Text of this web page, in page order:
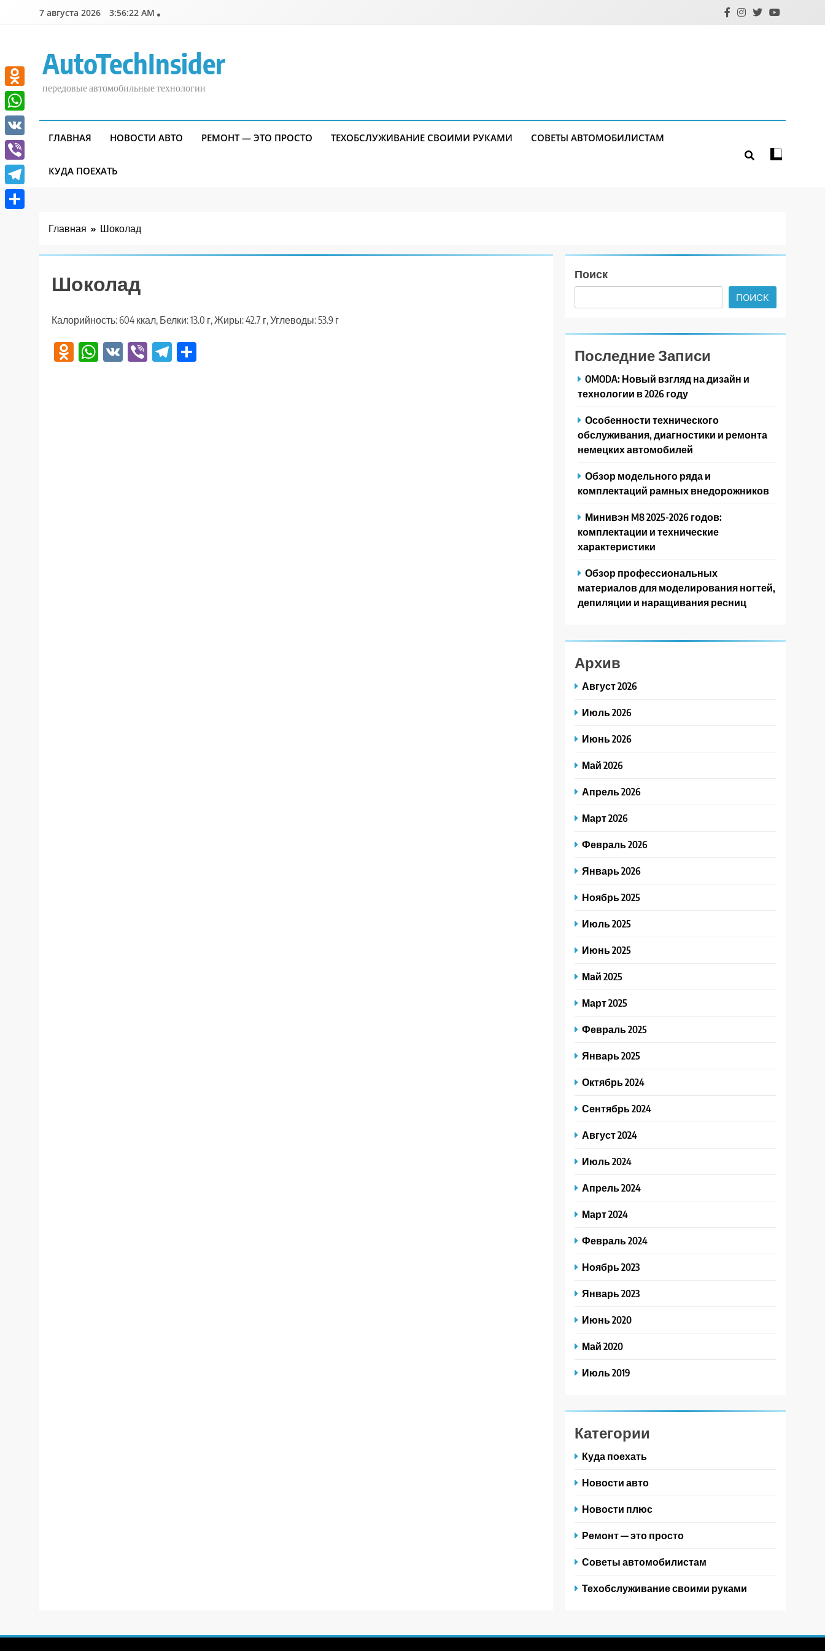
7 августа 2026 3:56:23 AM
AutoTechInsider
передовые автомобильные технологии
ГЛАВНАЯ НОВОСТИ АВТО РЕМОНТ — ЭТО ПРОСТО ТЕХОБСЛУЖИВАНИЕ СВОИМИ РУКАМИ СОВЕТЫ АВТОМОБИЛИСТАМ
КУДА ПОЕХАТЬ
Главная Шоколад
Шоколад
Калорийность: 604 ккал, Белки: 13.0 г, Жиры: 42.7 г, Углеводы: 53.9 г
Odnoklassniki
WhatsApp
VK ViberTelegram
Поиск
ПОИСК
Последние Записи
OMODA: Новый взгляд на дизайн и
технологии в 2026 году
Особенности технического
обслуживания, диагностики и ремонта
немецких автомобилей
Обзор модельного ряда и
комплектаций рамных внедорожников
Минивэн M8 2025-2026 годов:
комплектации и технические
характеристики
Обзор профессиональных
материалов для моделирования ногтей,
депиляции и наращивания ресниц
Архив
Август 2026
Июль 2026
Июнь 2026
Май 2026
Апрель 2026
Март 2026
Февраль 2026
Январь 2026
Ноябрь 2025
Июль 2025
Июнь 2025
Май 2025
Март 2025
Февраль 2025
Январь 2025
Октябрь 2024
Сентябрь 2024
Август 2024
Июль 2024
Апрель 2024
Март 2024
Февраль 2024
Ноябрь 2023
Январь 2023
Июнь 2020
Май 2020
Июль 2019
Категории
Куда поехать
Новости авто
Новости плюс
Ремонт — это просто
Советы автомобилистам
Техобслуживание своими руками
Odnoklassniki
WhatsApp
VK
Viber
Telegram